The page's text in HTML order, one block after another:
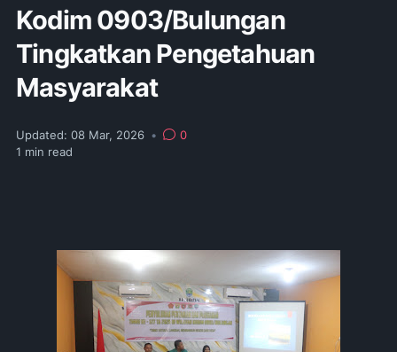
Kodim 0903/Bulungan
Tingkatkan Pengetahuan
Masyarakat
Updated: 08 Mar, 2026 •
0
1 min read